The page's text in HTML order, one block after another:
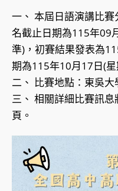
一、 本屆日語演講比
名截止日期為115年09
準)，初賽結果發表為
期為115年10月17日(星
二、 比賽地點：東吳大
三、 相關詳細比賽訊
頁。